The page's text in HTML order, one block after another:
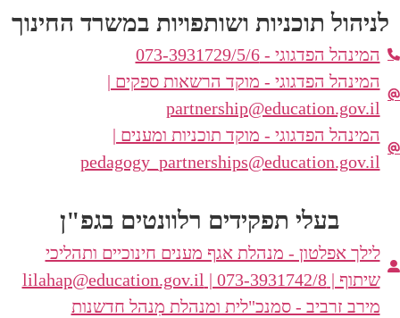
לניהול תוכניות ושותפויות במשרד החינוך
המינהל הפדגוגי - 073-3931729/5/6
המינהל הפדגוגי - מוקד הרשאות ספקים |
partnership@education.gov.il
המינהל הפדגוגי - מוקד תוכניות ומענים |
pedagogy_partnerships@education.gov.il
בעלי תפקידים רלוונטים בגפ"ן
לילך אפלטון - מנהלת אגף מענים חינוכיים ותהליכי
שיתוף |
lilahap@education.gov.il | 073-3931742/8
מירב זרביב - סמנכ"לית ומנהלת מִנהל חדשנות